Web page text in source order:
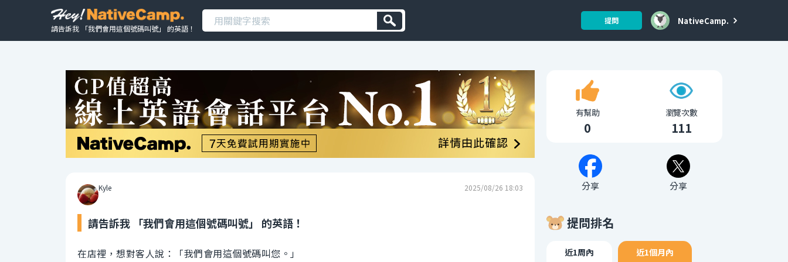
請告訴我 「我們會用這個號碼叫號」 的英語！
提問 NativeCamp.
Kyle 2025/08/26 18:03
請告訴我 「我們會用這個號碼叫號」 的英語！
在店裡，想對客人說：「我們會用這個號碼叫您。」
有幫助
0
瀏覽次數
111
分享 分享
提問排名
近1周內 近1個月內